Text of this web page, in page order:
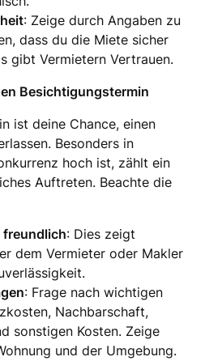
: Zeige durch Angaben zu
dass du die Miete sicher
gibt Vermietern Vertrauen.
Besichtigungstermin
ist deine Chance, einen
Besonders in
hoch ist, zählt ein
Auftreten. Beachte die
freundlich: Dies zeigt
dem Vermieter oder Makler
: Frage nach wichtigen
Nachbarschaft,
sonstigen Kosten. Zeige
und der Umgebung.